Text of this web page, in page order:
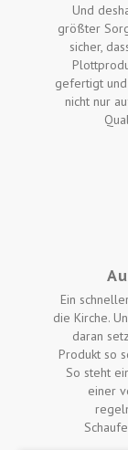
Und
größter
sicher,
gefertigt
nicht nur
Ein
die Kirche.
daran
Produkt so
So steht
einer